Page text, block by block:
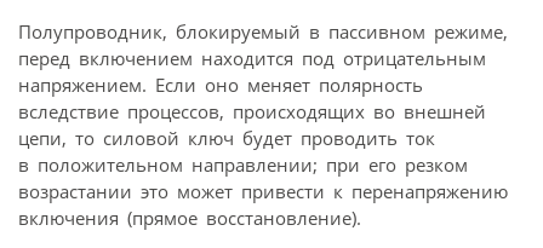
Полупроводник, блокируемый в пассивном режиме,
перед включением находится под отрицательным
напряжением. Если оно меняет полярность
вследствие процессов, происходящих во внешней
цепи, то силовой ключ будет проводить ток
в положительном направлении; при его резком
возрастании это может привести к перенапряжению
включения (прямое восстановление).